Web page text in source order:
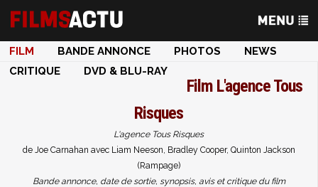
FILM BANDE ANNONCE PHOTOS
NEWS
CRITIQUE
DVD & BLU-RAY
Film L'agence Tous
Risques
L'agence Tous Risques
de Joe Carnahan avec Liam Neeson, Bradley Cooper, Quinton Jackson
(Rampage)
Bande annonce, date de sortie, synopsis, avis et critique du film